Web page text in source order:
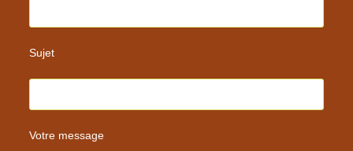
Sujet
Votre message